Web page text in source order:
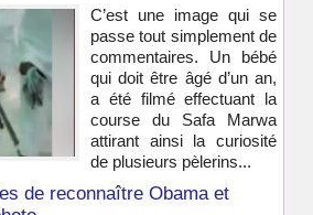
C’est une image qui se
passe tout simplement de
commentaires. Un bébé
qui doit être âgé d’un an,
a été filmé effectuant la
course du Safa Marwa
attirant ainsi la curiosité
de plusieurs pèlerins...
de reconnaître Obama et